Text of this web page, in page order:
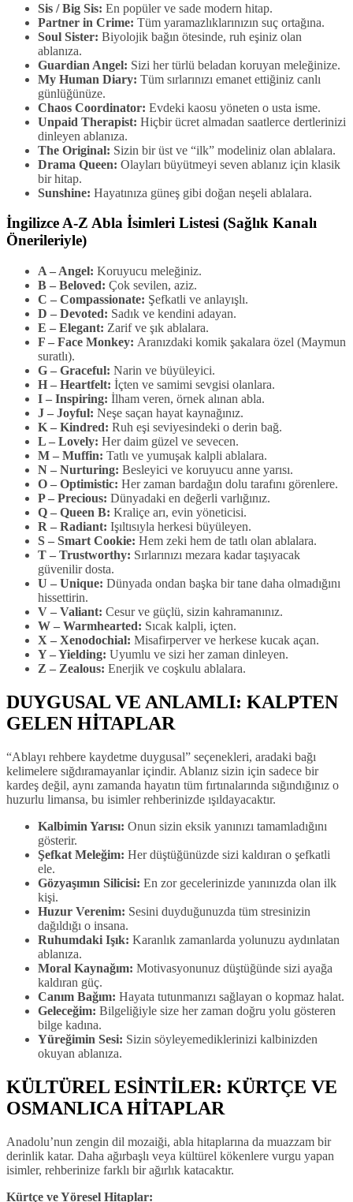
Sis / Big Sis: En popüler ve sade modern hitap.
Partner in Crime: Tüm yaramazlıklarınızın suç ortağına.
Soul Sister: Biyolojik bağın ötesinde, ruh eşiniz olan
ablanıza.
Guardian Angel: Sizi her türlü beladan koruyan meleğinize.
My Human Diary: Tüm sırlarınızı emanet ettiğiniz canlı
günlüğünüze.
Chaos Coordinator: Evdeki kaosu yöneten o usta isme.
Unpaid Therapist: Hiçbir ücret almadan saatlerce dertlerinizi
dinleyen ablanıza.
The Original: Sizin bir üst ve “ilk” modeliniz olan ablalara.
Drama Queen: Olayları büyütmeyi seven ablanız için klasik
bir hitap.
Sunshine: Hayatınıza güneş gibi doğan neşeli ablalara.
İngilizce A-Z Abla İsimleri Listesi (Sağlık Kanalı
Önerileriyle)
A – Angel: Koruyucu meleğiniz.
B – Beloved: Çok sevilen, aziz.
C – Compassionate: Şefkatli ve anlayışlı.
D – Devoted: Sadık ve kendini adayan.
E – Elegant: Zarif ve şık ablalara.
F – Face Monkey: Aranızdaki komik şakalara özel (Maymun
suratlı).
G – Graceful: Narin ve büyüleyici.
H – Heartfelt: İçten ve samimi sevgisi olanlara.
I – Inspiring: İlham veren, örnek alınan abla.
J – Joyful: Neşe saçan hayat kaynağınız.
K – Kindred: Ruh eşi seviyesindeki o derin bağ.
L – Lovely: Her daim güzel ve sevecen.
M – Muffin: Tatlı ve yumuşak kalpli ablalara.
N – Nurturing: Besleyici ve koruyucu anne yarısı.
O – Optimistic: Her zaman bardağın dolu tarafını görenlere.
P – Precious: Dünyadaki en değerli varlığınız.
Q – Queen B: Kraliçe arı, evin yöneticisi.
R – Radiant: Işıltısıyla herkesi büyüleyen.
S – Smart Cookie: Hem zeki hem de tatlı olan ablalara.
T – Trustworthy: Sırlarınızı mezara kadar taşıyacak
güvenilir dosta.
U – Unique: Dünyada ondan başka bir tane daha olmadığını
hissettirin.
V – Valiant: Cesur ve güçlü, sizin kahramanınız.
W – Warmhearted: Sıcak kalpli, içten.
X – Xenodochial: Misafirperver ve herkese kucak açan.
Y – Yielding: Uyumlu ve sizi her zaman dinleyen.
Z – Zealous: Enerjik ve coşkulu ablalara.
DUYGUSAL VE ANLAMLI: KALPTEN
GELEN HİTAPLAR
“Ablayı rehbere kaydetme duygusal” seçenekleri, aradaki bağı
kelimelere sığdıramayanlar içindir. Ablanız sizin için sadece bir
kardeş değil, aynı zamanda hayatın tüm fırtınalarında sığındığınız o
huzurlu limansa, bu isimler rehberinizde ışıldayacaktır.
Kalbimin Yarısı: Onun sizin eksik yanınızı tamamladığını
gösterir.
Şefkat Meleğim: Her düştüğünüzde sizi kaldıran o şefkatli
ele.
Gözyaşımın Silicisi: En zor gecelerinizde yanınızda olan ilk
kişi.
Huzur Verenim: Sesini duyduğunuzda tüm stresinizin
dağıldığı o insana.
Ruhumdaki Işık: Karanlık zamanlarda yolunuzu aydınlatan
ablanıza.
Moral Kaynağım: Motivasyonunuz düştüğünde sizi ayağa
kaldıran güç.
Canım Bağım: Hayata tutunmanızı sağlayan o kopmaz halat.
Geleceğim: Bilgeliğiyle size her zaman doğru yolu gösteren
bilge kadına.
Yüreğimin Sesi: Sizin söyleyemediklerinizi kalbinizden
okuyan ablanıza.
KÜLTÜREL ESİNTİLER: KÜRTÇE VE
OSMANLICA HİTAPLAR
Anadolu’nun zengin dil mozaiği, abla hitaplarına da muazzam bir
derinlik katar. Daha ağırbaşlı veya kültürel kökenlere vurgu yapan
isimler, rehberinize farklı bir ağırlık katacaktır.
Kürtçe ve Yöresel Hitaplar: